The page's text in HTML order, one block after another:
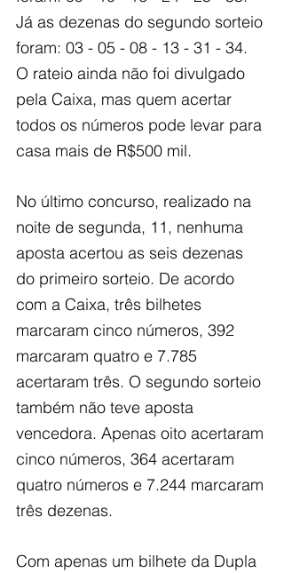
Já as dezenas do segundo sorteio
foram: 03 - 05 - 08 - 13 - 31 - 34.
O rateio ainda não foi divulgado
pela Caixa, mas quem acertar
todos os números pode levar para
casa mais de R$500 mil.
No último concurso, realizado na
noite de segunda, 11, nenhuma
aposta acertou as seis dezenas
do primeiro sorteio. De acordo
com a Caixa, três bilhetes
marcaram cinco números, 392
marcaram quatro e 7.785
acertaram três. O segundo sorteio
também não teve aposta
vencedora. Apenas oito acertaram
cinco números, 364 acertaram
quatro números e 7.244 marcaram
três dezenas.
Com apenas um bilhete da Dupla